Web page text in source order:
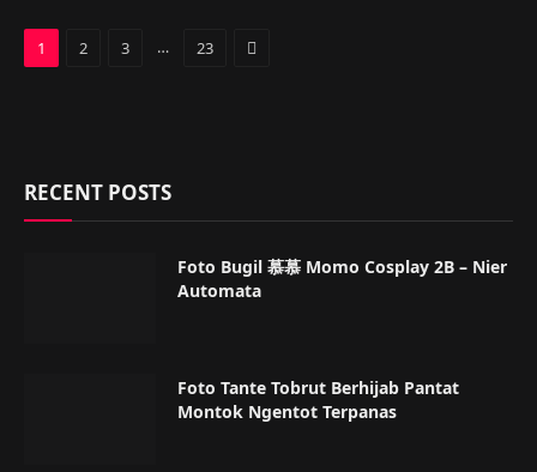
1 2 3 … 23 Next
RECENT POSTS
Foto Bugil 慕慕 Momo Cosplay 2B – Nier
Automata
Foto Tante Tobrut Berhijab Pantat
Montok Ngentot Terpanas